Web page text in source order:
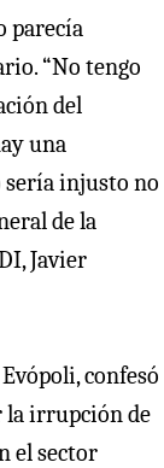
parecía
“No tengo
del
una
sería injusto no
de la
Javier
confesó
la irrupción de
el sector